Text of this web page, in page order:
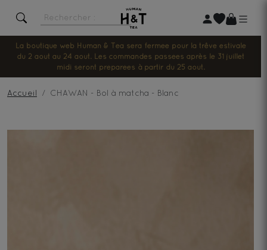
La boutique web Human & Tea sera fermée pour la trêve estivale
du 2 août au 24 août. Les commandes passées après le 31 juillet
midi seront préparées à partir du 25 août.
Accueil CHAWAN - Bol à matcha - Blanc